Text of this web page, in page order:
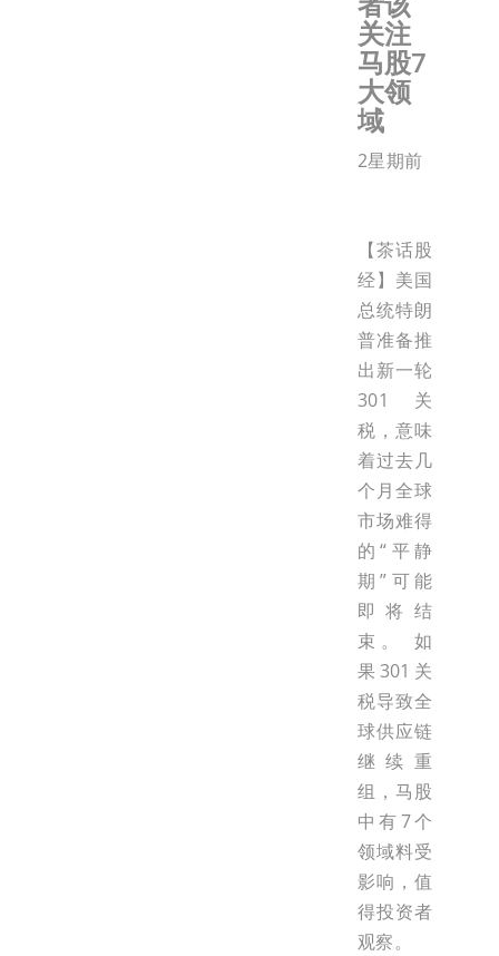
关注
马股7
大领
域
2星期前
【茶话股
经】美国
总统特朗
普准备推
出新一轮
301关
税，意味
着过去几
个月全球
市场难得
的“平静
期”可能
即将结
束。 如
果301关
税导致全
球供应链
继续重
组，马股
中有7个
领域料受
影响，值
得投资者
观察。